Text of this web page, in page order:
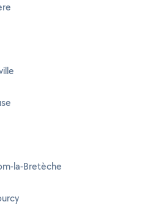
la-Bretèche